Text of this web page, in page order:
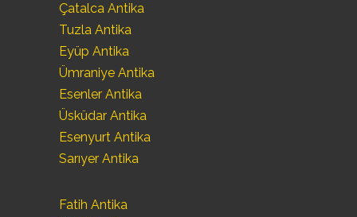
Çatalca Antika
Tuzla Antika
Eyüp Antika
Ümraniye Antika
Esenler Antika
Üsküdar Antika
Esenyurt Antika
Sarıyer Antika
Fatih Antika